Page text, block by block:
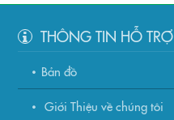
THÔNG TIN HỖ TRỢ
Bản đồ
Giới Thiệu về chúng tôi